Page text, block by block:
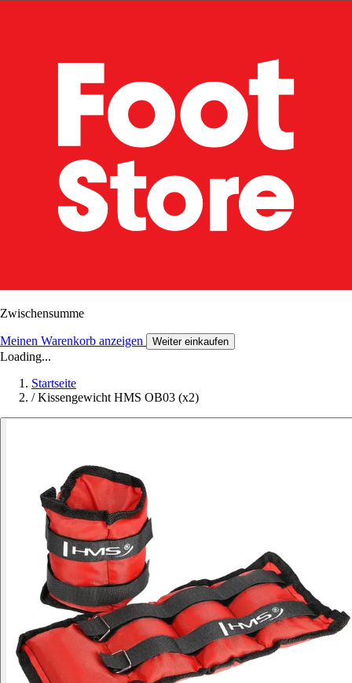
Zwischensumme
Meinen Warenkorb anzeigen Weiter einkaufen
Loading...
Startseite
/ Kissengewicht HMS OB03 (x2)